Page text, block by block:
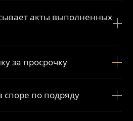
акты выполненных
документов. Важно
→
за просрочку
просрочки. В большинстве
споре по подряду